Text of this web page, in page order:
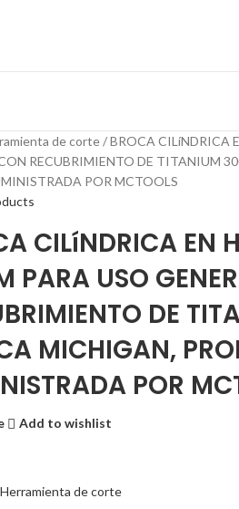
de corte
BROCA CILíNDRICA
RECUBRIMIENTO DE TITANIUM
POR MCTOOLS
CILíNDRICA EN
PARA USO
DE
MICHIGAN,
POR
Add to wishlist
Herramienta de corte